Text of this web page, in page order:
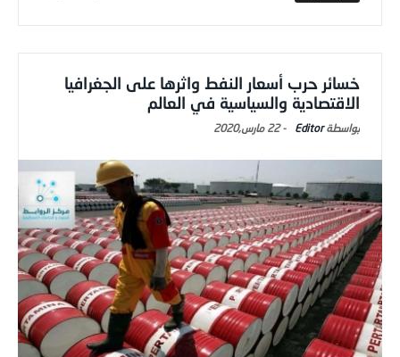
خسائر حرب أسعار النفط واثرها على الجغرافيا
الاقتصادية والسياسية في العالم
Editor
-22 مارس,2020